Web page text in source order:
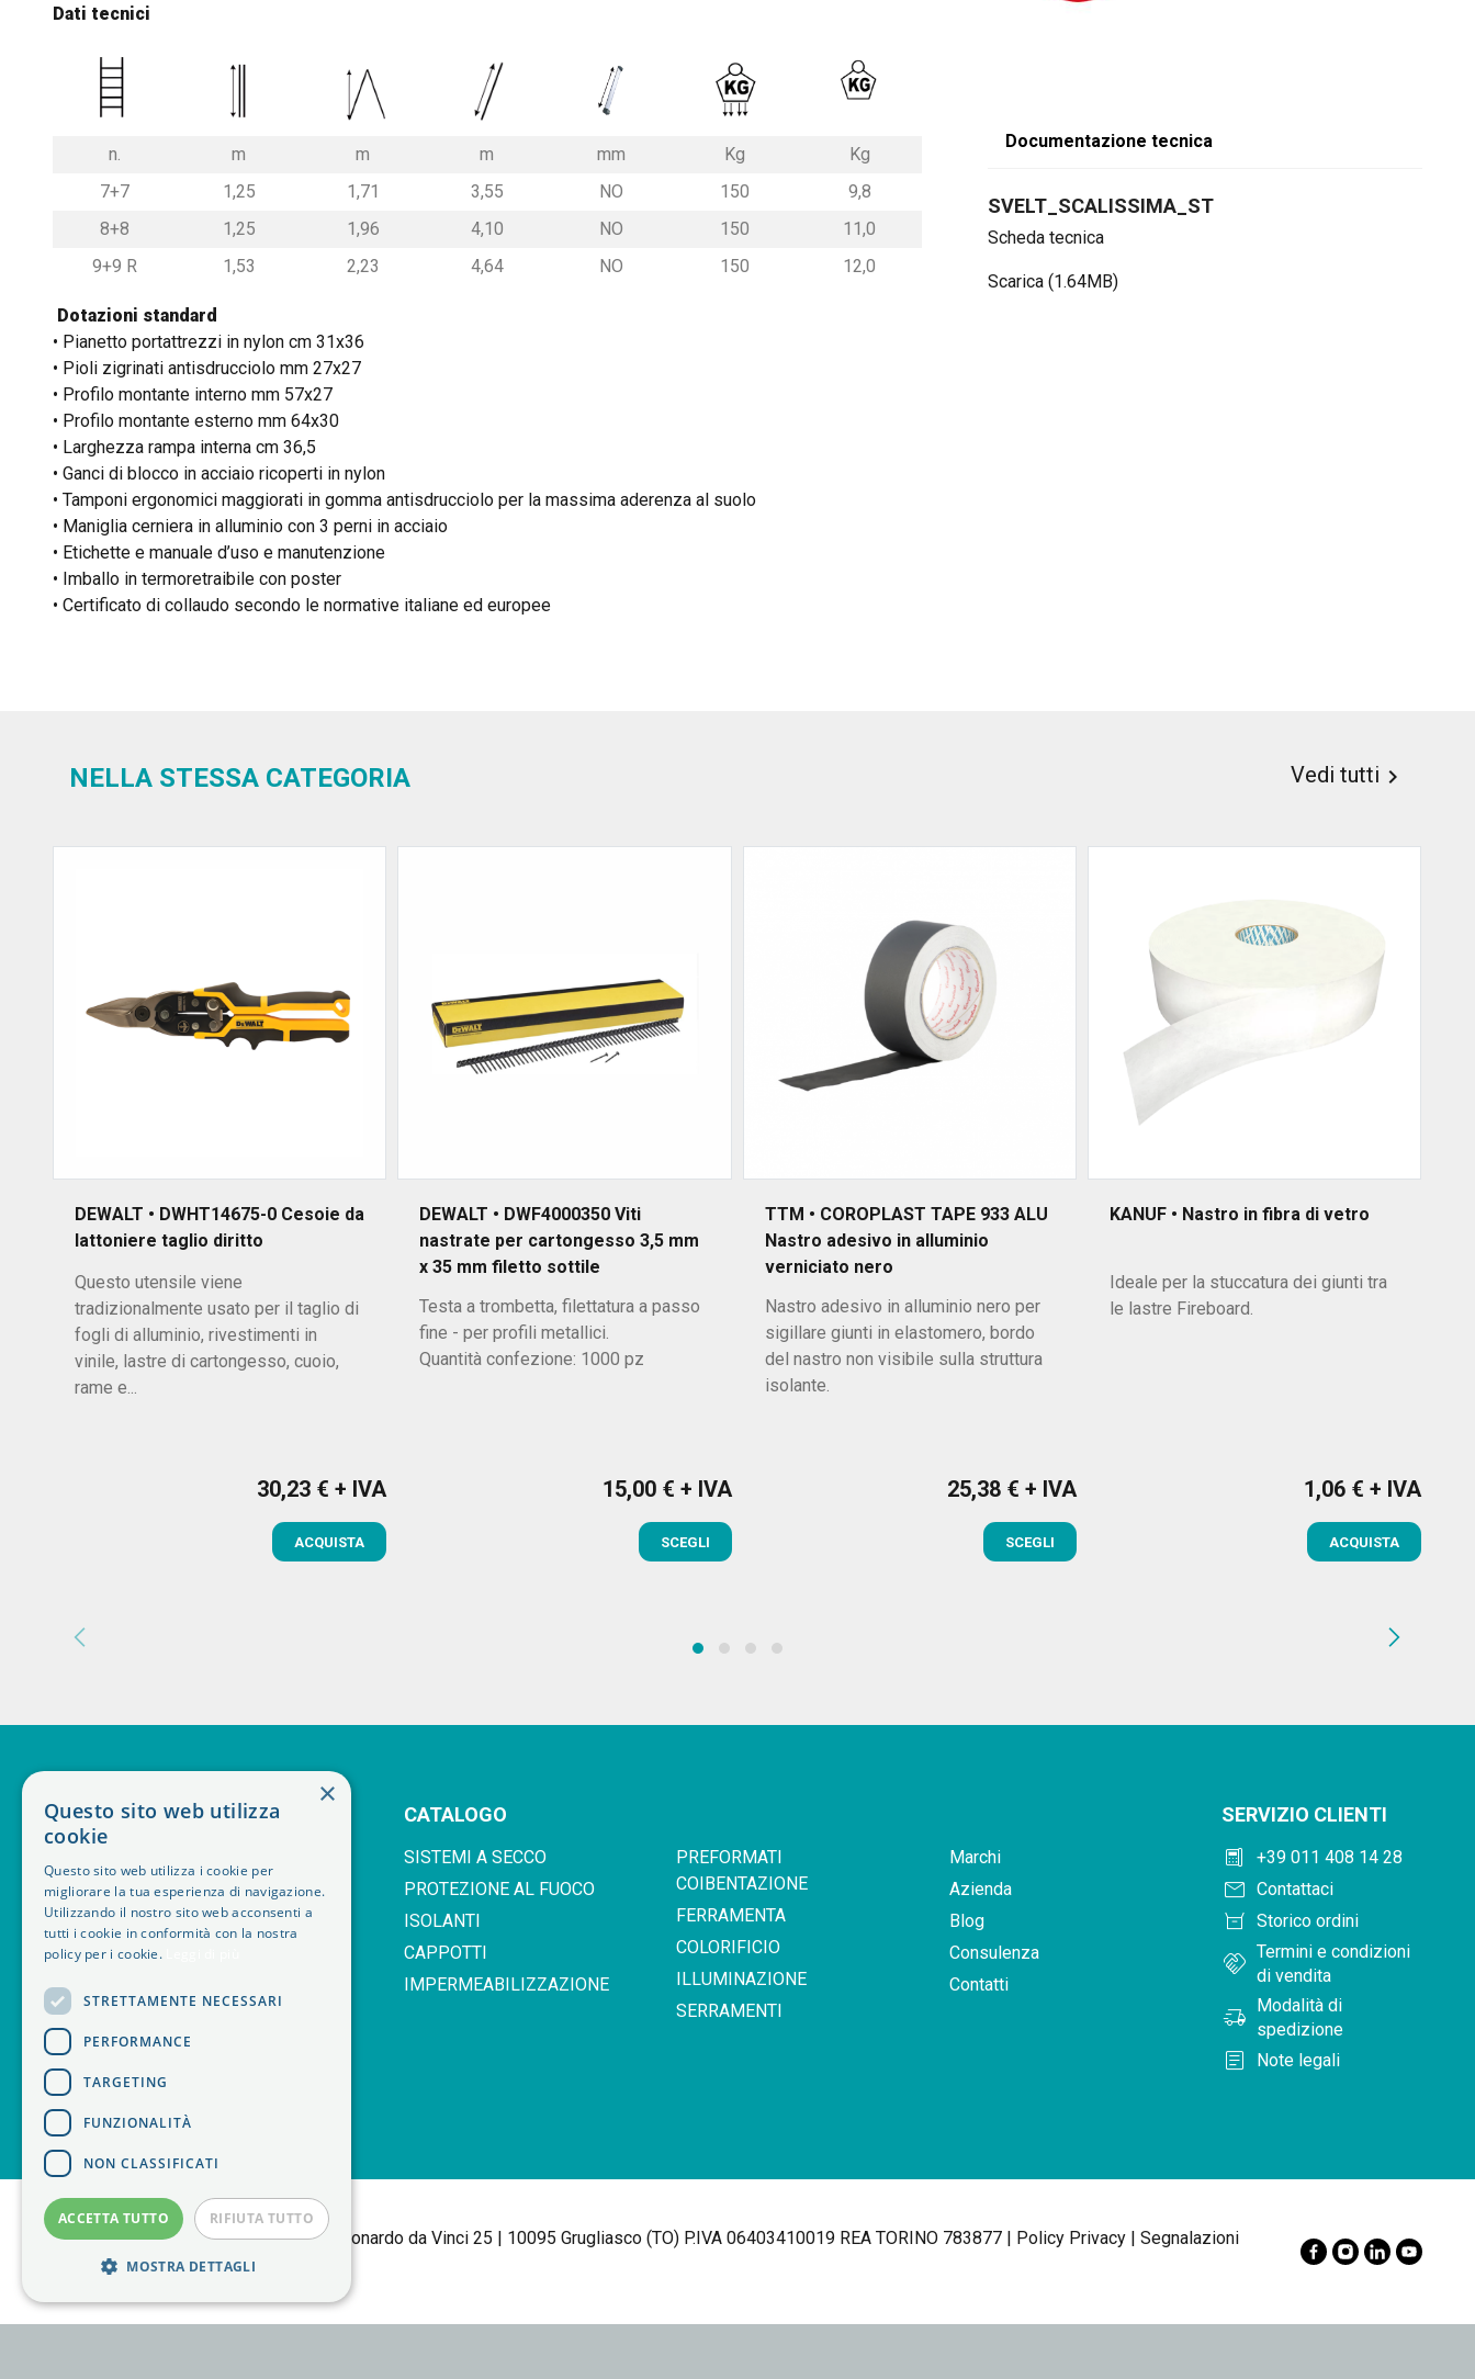
Dati tecnici
n. m m m mm Kg
Kg
7+7
1,25 1,71 3,55 NO 150
9,8
8+8
1,25 1,96 4,10 NO 150
11,0
9+9 R
1,53 2,23 4,64 NO 150 12,0
Dotazioni standard
• Pianetto portattrezzi in nylon cm 31x36
• Pioli zigrinati antisdrucciolo mm 27x27
• Profilo montante interno mm 57x27
• Profilo montante esterno mm 64x30
• Larghezza rampa interna cm 36,5
• Ganci di blocco in acciaio ricoperti in nylon
• Tamponi ergonomici maggiorati in gomma antisdrucciolo per la massima aderenza al suolo
• Maniglia cerniera in alluminio con 3 perni in acciaio
• Etichette e manuale d’uso e manutenzione
• Imballo in termoretraibile con poster
• Certificato di collaudo secondo le normative italiane ed europee
Documentazione tecnica
SVELT_SCALISSIMA_ST
Scheda tecnica
Scarica (1.64MB)
NELLA STESSA CATEGORIA Vedi tutti 
DEWALT • DWHT14675-0 Cesoie da
lattoniere taglio diritto
Questo utensile viene
tradizionalmente usato per il taglio di
fogli di alluminio, rivestimenti in
vinile, lastre di cartongesso, cuoio,
rame e...
Prezzo
30,23 € + IVA
ACQUISTA
DEWALT • DWF4000350 Viti
nastrate per cartongesso 3,5 mm
x 35 mm filetto sottile
Testa a trombetta, filettatura a passo
fine - per profili metallici.
Quantità confezione: 1000 pz
Prezzo
15,00 € + IVA
SCEGLI
TTM • COROPLAST TAPE 933 ALU
Nastro adesivo in alluminio
verniciato nero
Nastro adesivo in alluminio nero per
sigillare giunti in elastomero, bordo
del nastro non visibile sulla struttura
isolante.
Prezzo
25,38 € + IVA
SCEGLI
KANUF • Nastro in fibra di vetro
Ideale per la stuccatura dei giunti tra
le lastre Fireboard.
Prezzo
1,06 € + IVA
ACQUISTA
chevron_left chevron_right
SEDE LEGALE GRUGLIASCO 10095 TO
VIA LEONARDO DA VINCI, 25
PI. IT06403410019
CATALOGO
SISTEMI A SECCO
PROTEZIONE AL FUOCO
ISOLANTI
CAPPOTTI
IMPERMEABILIZZAZIONE
PREFORMATI
COIBENTAZIONE
FERRAMENTA
COLORIFICIO
ILLUMINAZIONE
SERRAMENTI
Marchi
Azienda
Blog
Consulenza
Contatti
SERVIZIO CLIENTI
deskphone +39 011 408 14 28
mail Contattaci
orders Storico ordini
handshake Termini e condizioni
di vendita
delivery_truck_speed Modalità di
spedizione
article Note legali
B+M isol Tortalla Sede Legale: Via Leonardo da Vinci 25 | 10095 Grugliasco (TO) P.IVA 06403410019 REA TORINO 783877 | Policy Privacy | Segnalazioni
Whistleblowing| made by
×
Questo sito web utilizza
cookie
Questo sito web utilizza i cookie per
migliorare la tua esperienza di navigazione.
Utilizzando il nostro sito web acconsenti a
tutti i cookie in conformità con la nostra
policy per i cookie.
STRETTAMENTE NECESSARI
PERFORMANCE
TARGETING
FUNZIONALITÀ
NON CLASSIFICATI
ACCETTA TUTTO RIFIUTA TUTTO
MOSTRA DETTAGLI